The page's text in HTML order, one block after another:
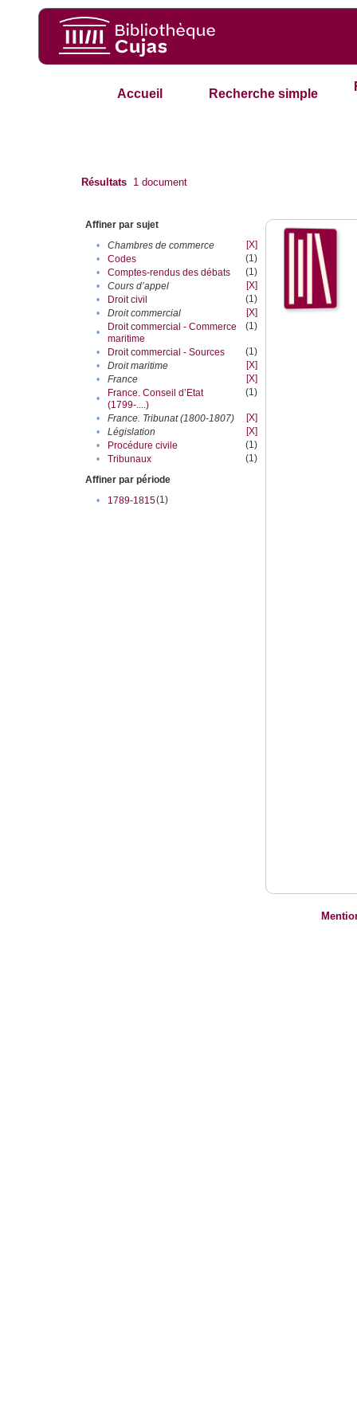
Accueil Recherche simple
Résultats 1 document
Affiner par sujet
•
Chambres de commerce
[X]
•
Codes
(1)
•
Comptes-rendus des débats
(1)
•
Cours d’appel
[X]
•
Droit civil
(1)
•
Droit commercial
[X]
•
Droit commercial - Commerce
maritime
(1)
• Droit commercial - Sources
(1)
•
Droit maritime
[X]
•
France
[X]
•
France. Conseil d’Etat
(1799-....)
(1)
• France. Tribunat (1800-1807)
[X]
•
Législation
[X]
•
Procédure civile
(1)
•
Tribunaux
(1)
Affiner par période
•
1789-1815(1)